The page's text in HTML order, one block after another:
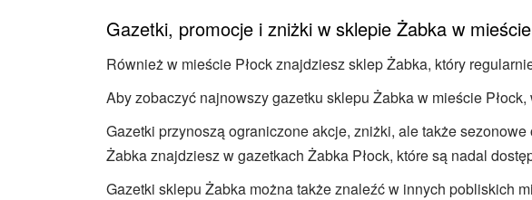
Gazetki, promocje i zniżki w sklepie Żabka w mieście
Również w mieście Płock znajdziesz sklep Żabka, który
Aby zobaczyć najnowszy gazetku sklepu Żabka w mieście
Gazetki przynoszą ograniczone akcje, zniżki, ale także
Żabka znajdziesz w gazetkach Żabka Płock, które są nadal
Gazetki sklepu Żabka można także znaleźć w innych pobliskich